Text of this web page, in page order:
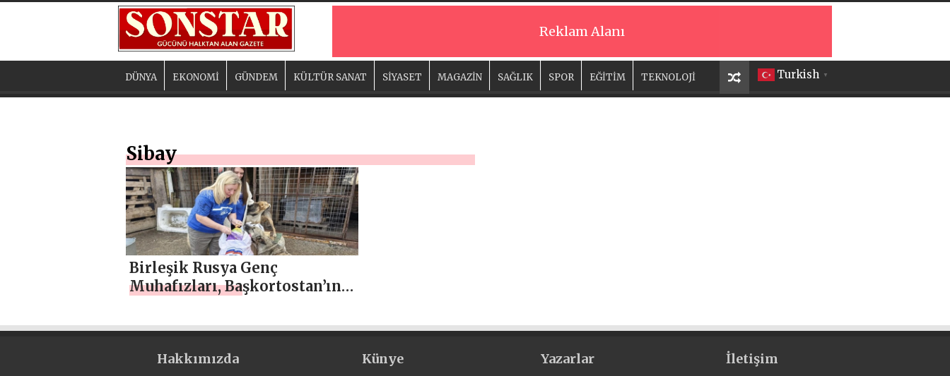
Reklam Alanı
Turkish ▼
DÜNYA EKONOMİ GÜNDEM KÜLTÜR SANAT SİYASET MAGAZİN SAĞLIK SPOR EĞİTİM TEKNOLOJİ
Sibay
Birleşik Rusya Genç
Muhafızları, Başkortostan’ın
hayvanlara yiyecek bağışında
Hakkımızda Künye Yazarlar İletişim